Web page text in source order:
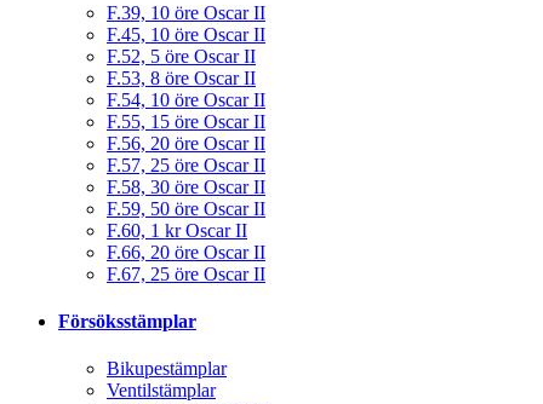
F.39, 10 öre Oscar II
F.45, 10 öre Oscar II
F.52, 5 öre Oscar II
F.53, 8 öre Oscar II
F.54, 10 öre Oscar II
F.55, 15 öre Oscar II
F.56, 20 öre Oscar II
F.57, 25 öre Oscar II
F.58, 30 öre Oscar II
F.59, 50 öre Oscar II
F.60, 1 kr Oscar II
F.66, 20 öre Oscar II
F.67, 25 öre Oscar II
Försöksstämplar
Bikupestämplar
Ventilstämplar